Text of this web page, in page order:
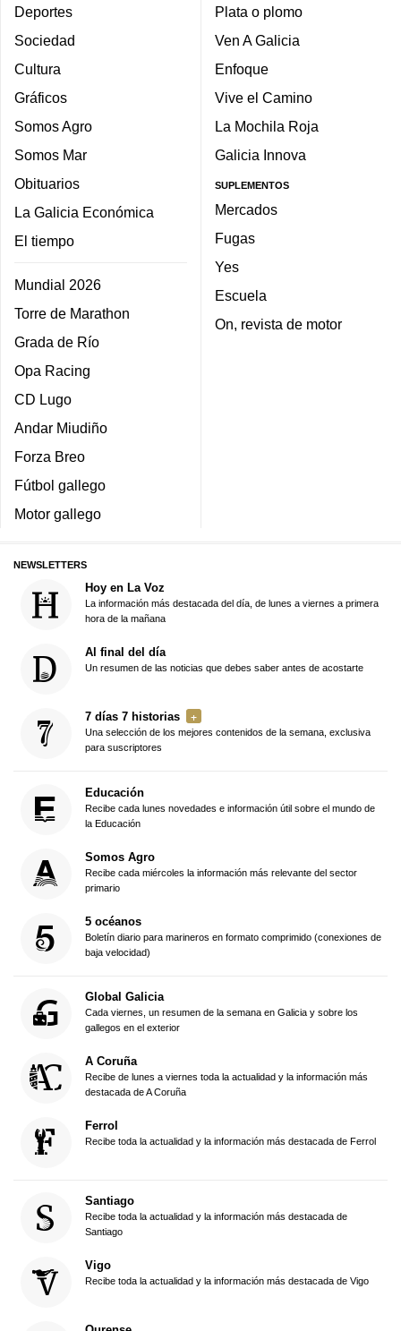
Deportes
Sociedad
Cultura
Gráficos
Somos Agro
Somos Mar
Obituarios
La Galicia Económica
El tiempo
Mundial 2026
Torre de Marathon
Grada de Río
Opa Racing
CD Lugo
Andar Miudiño
Forza Breo
Fútbol gallego
Motor gallego
Plata o plomo
Ven A Galicia
Enfoque
Vive el Camino
La Mochila Roja
Galicia Innova
SUPLEMENTOS
Mercados
Fugas
Yes
Escuela
On, revista de motor
NEWSLETTERS
Hoy en La Voz
La información más destacada del día, de lunes a viernes a primera
hora de la mañana
Al final del día
Un resumen de las noticias que debes saber antes de acostarte
7 días 7 historias
Una selección de los mejores contenidos de la semana, exclusiva
para suscriptores
Educación
Recibe cada lunes novedades e información útil sobre el mundo de
la Educación
Somos Agro
Recibe cada miércoles la información más relevante del sector
primario
5 océanos
Boletín diario para marineros en formato comprimido (conexiones de
baja velocidad)
Global Galicia
Cada viernes, un resumen de la semana en Galicia y sobre los
gallegos en el exterior
A Coruña
Recibe de lunes a viernes toda la actualidad y la información más
destacada de A Coruña
Ferrol
Recibe toda la actualidad y la información más destacada de Ferrol
Santiago
Recibe toda la actualidad y la información más destacada de
Santiago
Vigo
Recibe toda la actualidad y la información más destacada de Vigo